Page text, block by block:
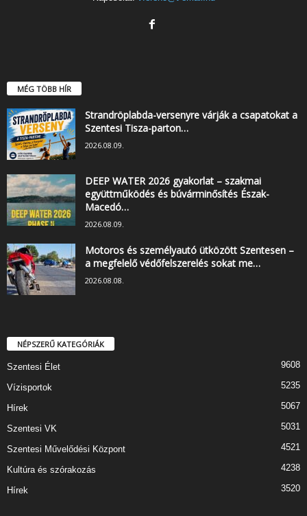
MÉG TÖBB HÍR
Strandröplabda-versenyre várják a csapatokat a
Szentesi Tisza-parton…
2026.08.09.
DEEP WATER 2026 gyakorlat – szakmai
együttműködés és búvárminősítés Észak-
Macedó…
2026.08.09.
Motoros és személyautó ütközött Szentesen –
a megfelelő védőfelszerelés sokat me…
2026.08.08.
NÉPSZERŰ KATEGÓRIÁK
Szentesi Élet 9608
Vízisportok 5235
Hírek 5067
Szentesi VK 5031
Szentesi Művelődési Központ 4521
Kultúra és szórakozás 4238
Hírek 3520